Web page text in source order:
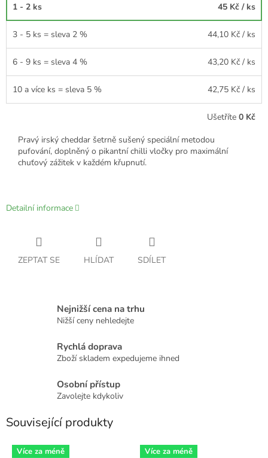
1 - 2 ks 45 Kč / ks
3 - 5 ks = sleva 2 % 44,10 Kč / ks
6 - 9 ks = sleva 4 % 43,20 Kč / ks
10 a více ks = sleva 5 % 42,75 Kč / ks
Ušetříte 0 Kč
Pravý irský cheddar šetrně sušený speciální metodou
pufování, doplněný o pikantní chilli vločky pro maximální
chuťový zážitek v každém křupnutí.
Detailní informace
ZEPTAT SE HLÍDAT SDÍLET
Nejnižší cena na trhu
Nižší ceny nehledejte
Rychlá doprava
Zboží skladem expedujeme ihned
Osobní přístup
Zavolejte kdykoliv
Související produkty
Více za méně Více za méně